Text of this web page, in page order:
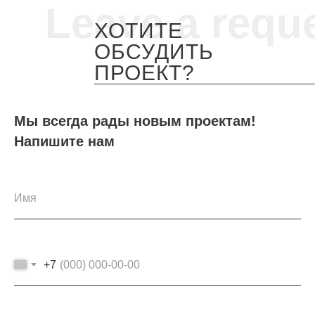
Leave a
ХОТИТЕ
ОБСУДИТЬ
ПРОЕКТ?
Мы всегда рады новым проектам!
Напишите нам
+7